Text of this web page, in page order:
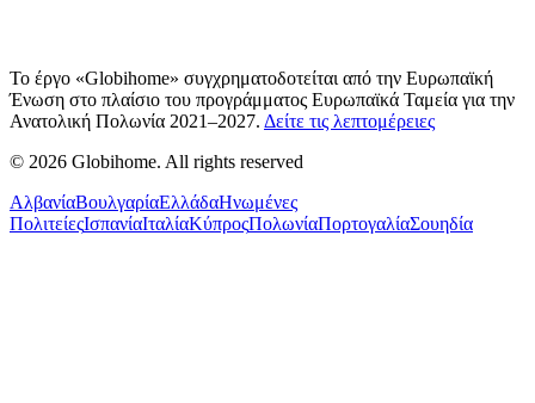
Το έργο «Globihome» συγχρηματοδοτείται από την Ευρωπαϊκή
Ένωση στο πλαίσιο του προγράμματος Ευρωπαϊκά Ταμεία για την
Ανατολική Πολωνία 2021–2027. Δείτε τις λεπτομέρειες
© 2026 Globihome. All rights reserved
ΑλβανίαΒουλγαρίαΕλλάδαΗνωμένες
ΠολιτείεςΙσπανίαΙταλίαΚύπροςΠολωνίαΠορτογαλίαΣουηδία